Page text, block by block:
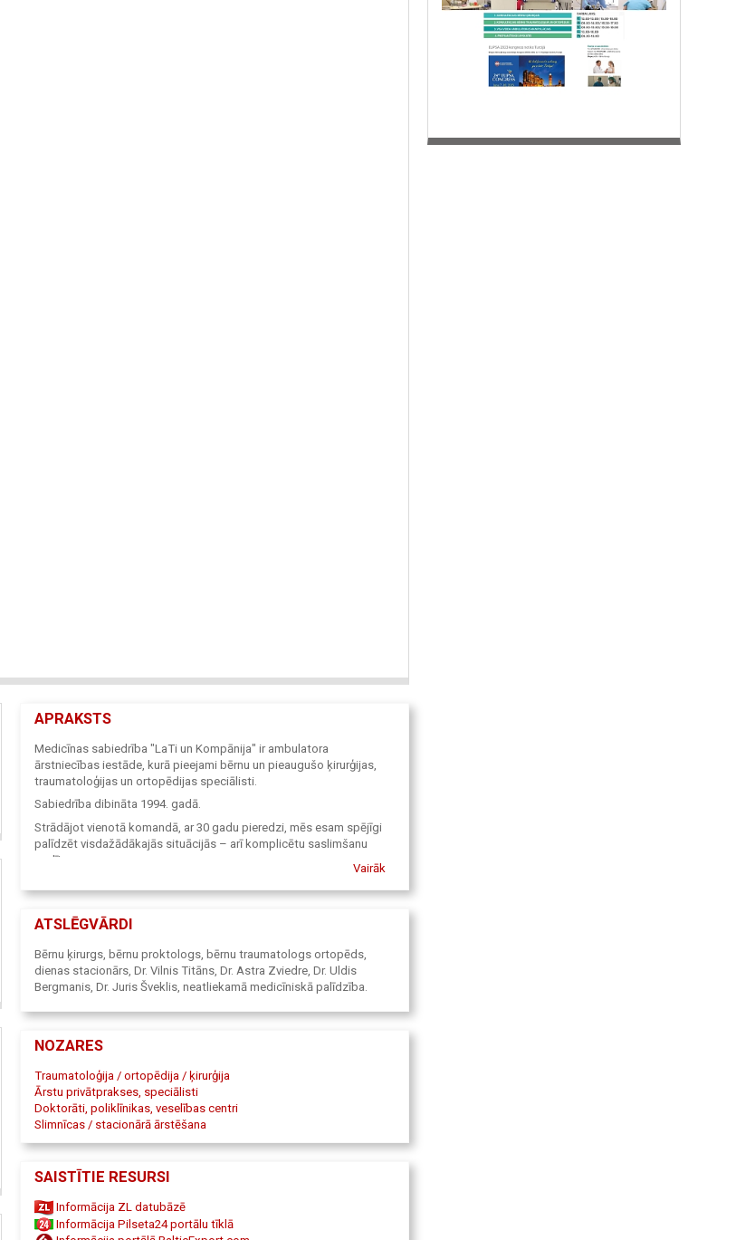
APRAKSTS
Medicīnas sabiedrība "LaTi un Kompānija" ir ambulatora
ārstniecības iestāde, kurā pieejami bērnu un pieaugušo ķirurģijas,
traumatoloģijas un ortopēdijas speciālisti.
Sabiedrība dibināta 1994. gadā.
Strādājot vienotā komandā, ar 30 gadu pieredzi, mēs esam spējīgi
palīdzēt visdažādākajās situācijās – arī komplicētu saslimšanu
gadījumos.
ārstēšanu.
Vairāk
ATSLĒGVĀRDI
Bērnu ķirurgs, bērnu proktologs, bērnu traumatologs ortopēds,
dienas stacionārs, Dr. Vilnis Titāns, Dr. Astra Zviedre, Dr. Uldis
Bergmanis, Dr. Juris Šveklis, neatliekamā medicīniskā palīdzība.
NOZARES
Traumatoloģija / ortopēdija / ķirurģija
Ārstu privātprakses, speciālisti
Doktorāti, poliklīnikas, veselības centri
Slimnīcas / stacionārā ārstēšana
SAISTĪTIE RESURSI
Informācija ZL datubāzē
Informācija Pilseta24 portālu tīklā